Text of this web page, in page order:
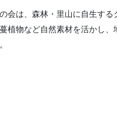
会は、森林・里山に自生する
植物など自然素材を活かし、